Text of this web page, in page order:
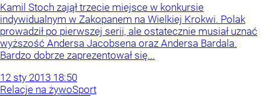
Kamil Stoch zajął trzecie miejsce w konkursie
indywidualnym w Zakopanem na Wielkiej Krokwi. Polak
prowadził po pierwszej serii, ale ostatecznie musiał uznać
wyższość Andersa Jacobsena oraz Andersa Bardala.
Bardzo dobrze zaprezentował się...
12 sty 2013 18:50
Relacje na żywoSport